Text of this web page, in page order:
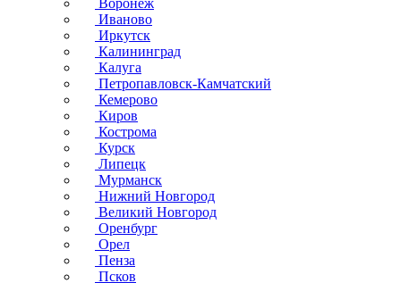
Воронеж
Иваново
Иркутск
Калининград
Калуга
Петропавловск-Камчатский
Кемерово
Киров
Кострома
Курск
Липецк
Мурманск
Нижний Новгород
Великий Новгород
Оренбург
Орел
Пенза
Псков